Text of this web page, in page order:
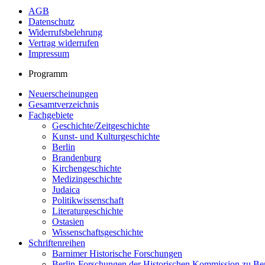
AGB
Datenschutz
Widerrufsbelehrung
Vertrag widerrufen
Impressum
Programm
Neuerscheinungen
Gesamtverzeichnis
Fachgebiete
Geschichte/Zeitgeschichte
Kunst- und Kulturgeschichte
Berlin
Brandenburg
Kirchengeschichte
Medizingeschichte
Judaica
Politikwissenschaft
Literaturgeschichte
Ostasien
Wissenschaftsgeschichte
Schriftenreihen
Barnimer Historische Forschungen